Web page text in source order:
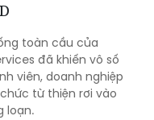
toàn cầu của
đã khiến vô số
viên, doanh nghiệp
từ thiện rơi vào
loạn.